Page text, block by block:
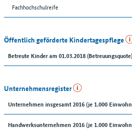
Fachhochschulreife
Öffentlich geförderte Kindertagespflege
Betreute Kinder am 01.03.2018 (Betreuungsquote)
Unternehmensregister
Unternehmen insgesamt 2016 (je 1.000
Handwerksunternehmen 2016 (je 1.000